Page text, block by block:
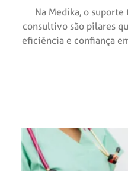
Na Medika, o
consultivo são pilares
eficiência e confiança